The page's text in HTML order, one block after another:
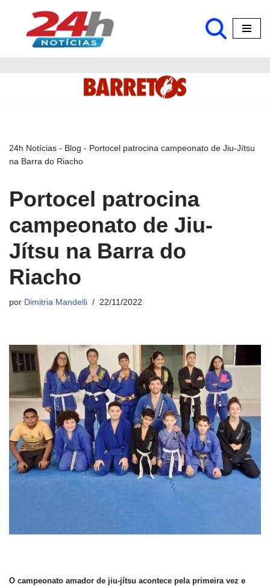
Pular
24h Notícias - Blog - Portocel patrocina campeonato de Jiu-Jítsu
na Barra do Riacho
Portocel patrocina
campeonato de Jiu-
Jítsu na Barra do
Riacho
por Dimitria Mandelli 22/11/2022
O campeonato amador de jiu-jítsu acontece pela primeira vez e